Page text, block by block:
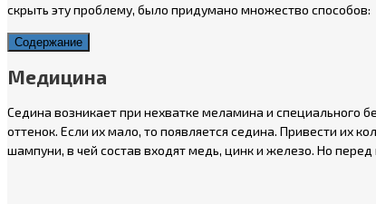
скрыть эту проблему, было придумано множество способов:
Содержание
Медицина
Седина возникает при нехватке меламина и специального
оттенок. Если их мало, то появляется седина. Привести их
шампуни, в чей состав входят медь, цинк и железо. Но